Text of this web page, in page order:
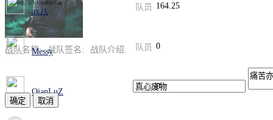
ax八 队员 164.25
Messy 队员 0
QianLuZ 队员 0
战队名称: 战队签名: 战队介绍: